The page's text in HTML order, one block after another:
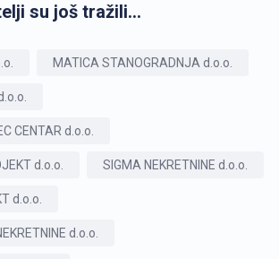
su još tražili...
MATICA STANOGRADNJA d.o.o.
CENTAR d.o.o.
d.o.o. SIGMA NEKRETNINE d.o.o.
d.o.o.
d.o.o.